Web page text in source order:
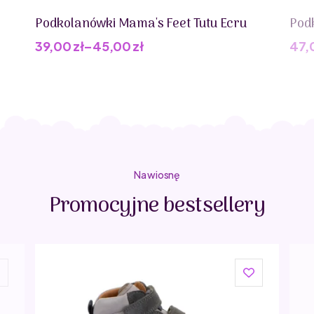
Podkolanówki Mama's Feet Tutu Ecru
39,00zł–45,00zł
Na wiosnę
Promocyjne bestsellery